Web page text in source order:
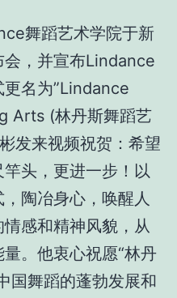
舞蹈艺术学院于新
，并宣布Lindance
名为”Lindance
Arts (林丹斯舞蹈艺
发来视频祝贺：希望
头，更进一步！以
陶冶身心，唤醒人
感和精神风貌，从
。他衷心祝愿“林丹
国舞蹈的蓬勃发展和